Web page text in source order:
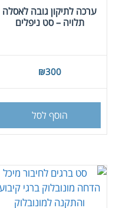
ערכה לתיקון גובה לאסלה
תלויה – סט ניפלים
₪300
הוסף לסל